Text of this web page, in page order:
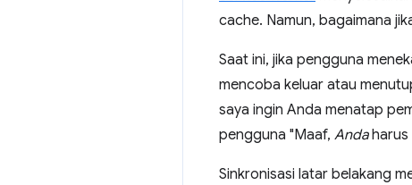
cache. Namun, bagaimana
Saat ini, jika pengguna
mencoba keluar atau
saya ingin Anda menatap
pengguna "Maaf, Andaharus
Sinkronisasi latar belakang